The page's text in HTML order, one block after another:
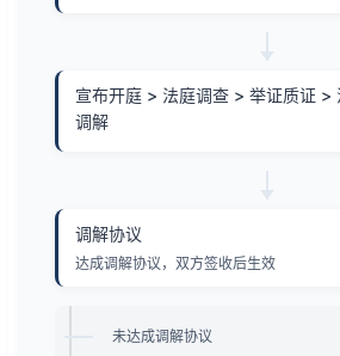
宣布开庭 > 法庭调查 > 举证质证 >
调解
调解协议
达成调解协议，双方签收后生效
未达成调解协议